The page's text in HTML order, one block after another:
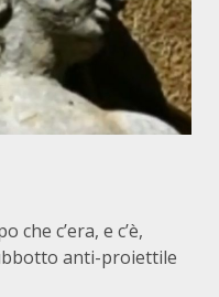
che c’era, e c’è,
anti-proiettile